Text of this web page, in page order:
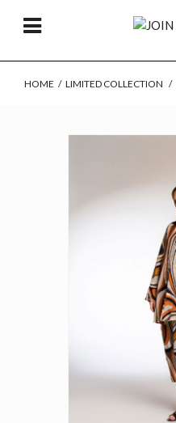
HOME / LIMITED COLLECTION /